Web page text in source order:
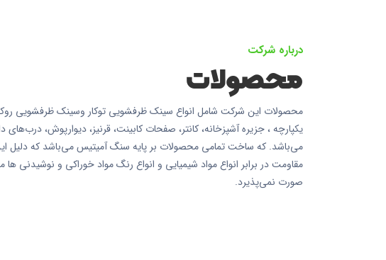
درباره شرکت
محصولات
محصولات این شرکت شامل انواع سینک ظرفشویی توکار وسینک ظرفشویی
یکپارچه ، جزیره آشپزخانه، کانتر، صفحات کابینت، قرنیز، دیوارپوش،
می‌باشد. که ساخت تمامی محصولات بر پایه سنگ آمیتیس می‌باشد که دلیل این
مقاومت در برابر انواع مواد شیمیایی و انواع رنگ مواد خوراکی و نوشیدنی
صورت نمی‌پذیرد.